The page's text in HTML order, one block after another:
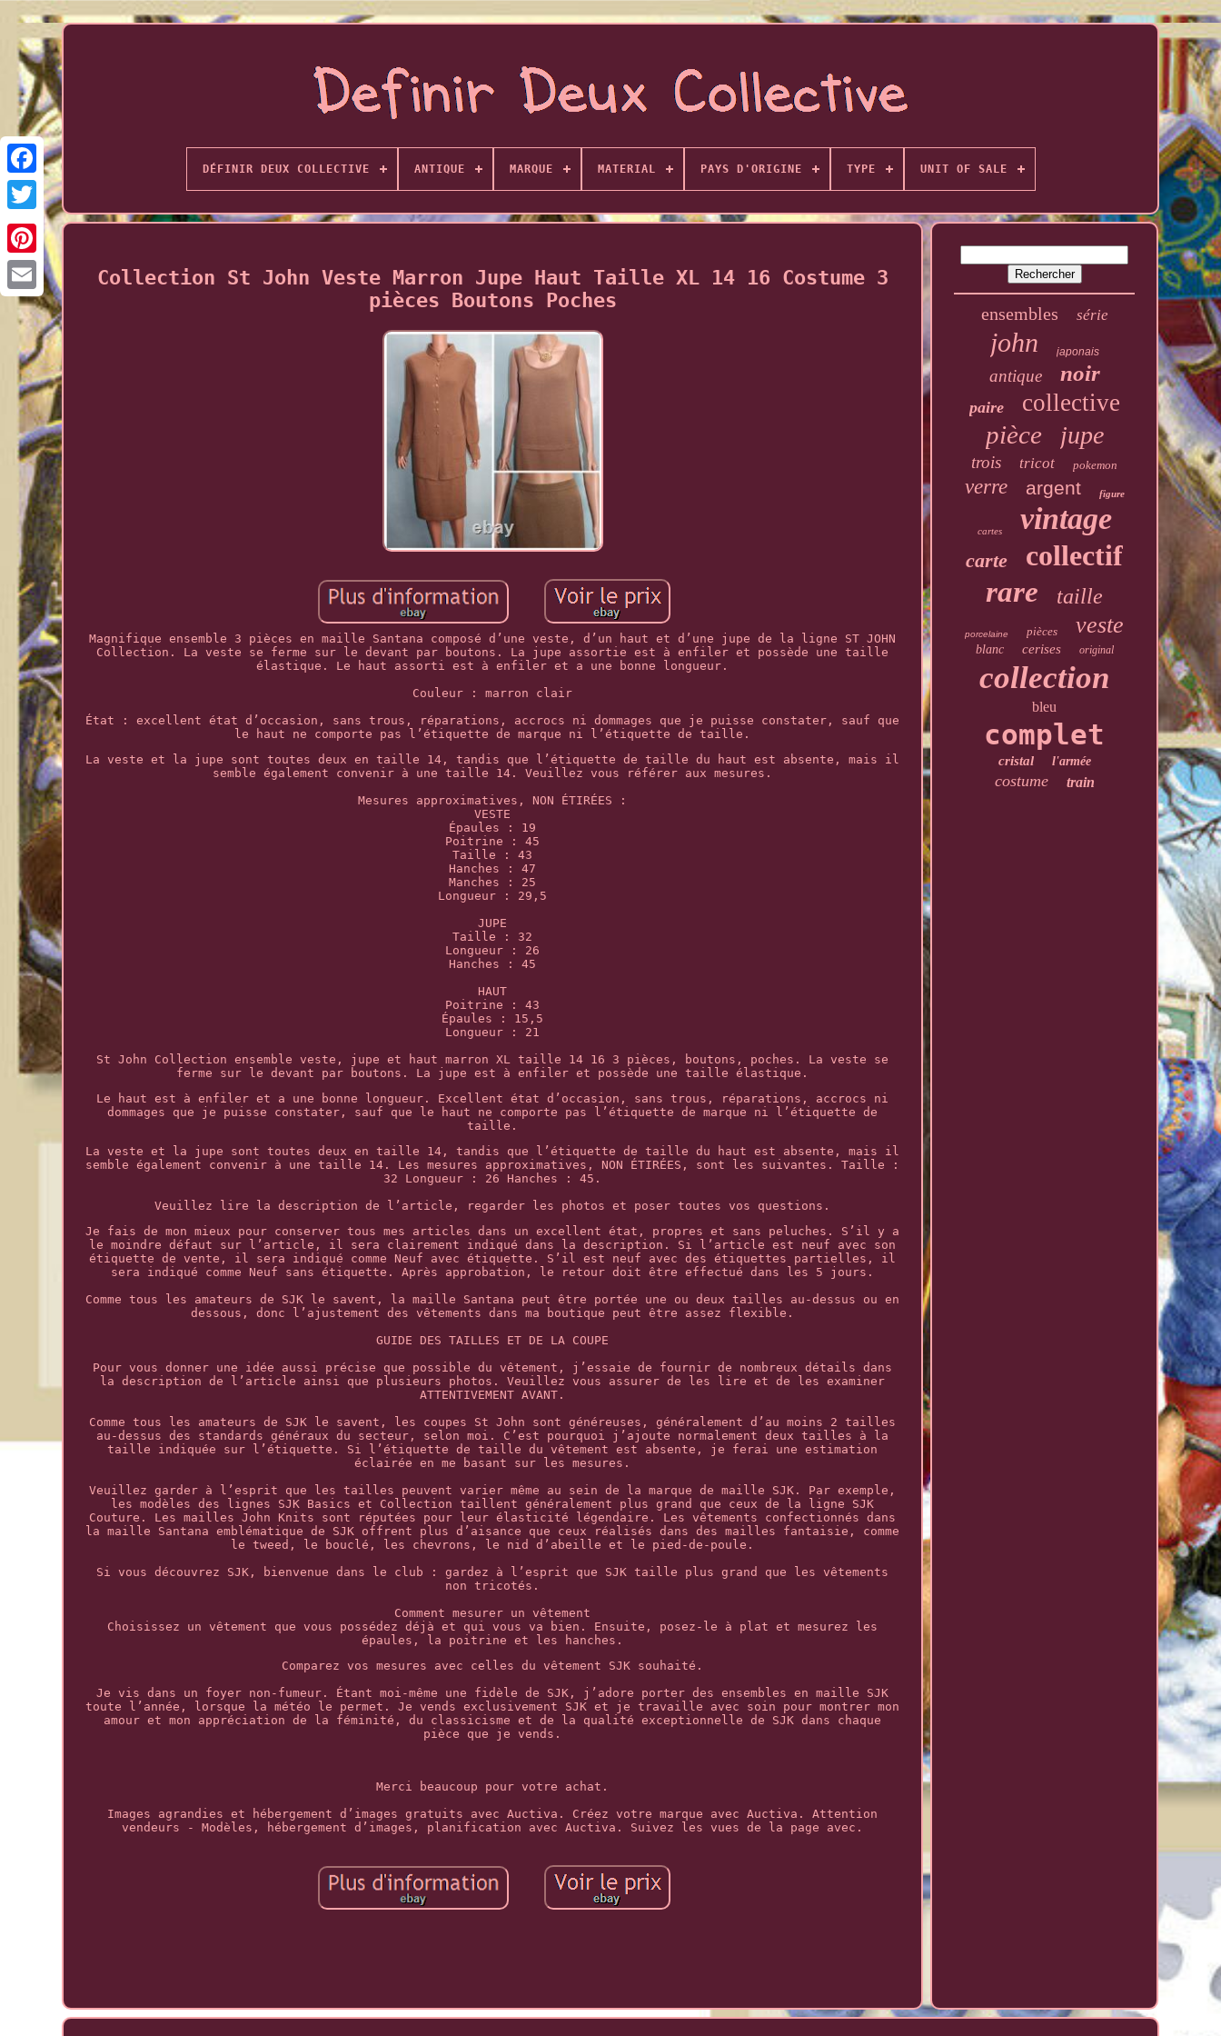
DÉFINIR DEUX COLLECTIVE ANTIQUE MARQUE MATERIAL PAYS D'ORIGINE TYPE UNIT OF SALE
Collection St John Veste Marron Jupe Haut Taille XL 14 16 Costume 3
pièces Boutons Poches
Magnifique ensemble 3 pièces en maille Santana composé d’une veste, d’un haut et d’une jupe de la ligne ST JOHN
Collection. La veste se ferme sur le devant par boutons. La jupe assortie est à enfiler et possède une taille
élastique. Le haut assorti est à enfiler et a une bonne longueur.
Couleur : marron clair
État : excellent état d’occasion, sans trous, réparations, accrocs ni dommages que je puisse constater, sauf que
le haut ne comporte pas l’étiquette de marque ni l’étiquette de taille.
La veste et la jupe sont toutes deux en taille 14, tandis que l’étiquette de taille du haut est absente, mais il
semble également convenir à une taille 14. Veuillez vous référer aux mesures.
Mesures approximatives, NON ÉTIRÉES :
VESTE
Épaules : 19
Poitrine : 45
Taille : 43
Hanches : 47
Manches : 25
Longueur : 29,5
JUPE
Taille : 32
Longueur : 26
Hanches : 45
HAUT
Poitrine : 43
Épaules : 15,5
Longueur : 21
St John Collection ensemble veste, jupe et haut marron XL taille 14 16 3 pièces, boutons, poches. La veste se
ferme sur le devant par boutons. La jupe est à enfiler et possède une taille élastique.
Le haut est à enfiler et a une bonne longueur. Excellent état d’occasion, sans trous, réparations, accrocs ni
dommages que je puisse constater, sauf que le haut ne comporte pas l’étiquette de marque ni l’étiquette de
taille.
La veste et la jupe sont toutes deux en taille 14, tandis que l’étiquette de taille du haut est absente, mais il
semble également convenir à une taille 14. Les mesures approximatives, NON ÉTIRÉES, sont les suivantes. Taille :
32 Longueur : 26 Hanches : 45.
Veuillez lire la description de l’article, regarder les photos et poser toutes vos questions.
Je fais de mon mieux pour conserver tous mes articles dans un excellent état, propres et sans peluches. S’il y a
le moindre défaut sur l’article, il sera clairement indiqué dans la description. Si l’article est neuf avec son
étiquette de vente, il sera indiqué comme Neuf avec étiquette. S’il est neuf avec des étiquettes partielles, il
sera indiqué comme Neuf sans étiquette. Après approbation, le retour doit être effectué dans les 5 jours.
Comme tous les amateurs de SJK le savent, la maille Santana peut être portée une ou deux tailles au-dessus ou en
dessous, donc l’ajustement des vêtements dans ma boutique peut être assez flexible.
GUIDE DES TAILLES ET DE LA COUPE
Pour vous donner une idée aussi précise que possible du vêtement, j’essaie de fournir de nombreux détails dans
la description de l’article ainsi que plusieurs photos. Veuillez vous assurer de les lire et de les examiner
ATTENTIVEMENT AVANT.
Comme tous les amateurs de SJK le savent, les coupes St John sont généreuses, généralement d’au moins 2 tailles
au-dessus des standards généraux du secteur, selon moi. C’est pourquoi j’ajoute normalement deux tailles à la
taille indiquée sur l’étiquette. Si l’étiquette de taille du vêtement est absente, je ferai une estimation
éclairée en me basant sur les mesures.
Veuillez garder à l’esprit que les tailles peuvent varier même au sein de la marque de maille SJK. Par exemple,
les modèles des lignes SJK Basics et Collection taillent généralement plus grand que ceux de la ligne SJK
Couture. Les mailles John Knits sont réputées pour leur élasticité légendaire. Les vêtements confectionnés dans
la maille Santana emblématique de SJK offrent plus d’aisance que ceux réalisés dans des mailles fantaisie, comme
le tweed, le bouclé, les chevrons, le nid d’abeille et le pied-de-poule.
Si vous découvrez SJK, bienvenue dans le club : gardez à l’esprit que SJK taille plus grand que les vêtements
non tricotés.
Comment mesurer un vêtement
Choisissez un vêtement que vous possédez déjà et qui vous va bien. Ensuite, posez-le à plat et mesurez les
épaules, la poitrine et les hanches.
Comparez vos mesures avec celles du vêtement SJK souhaité.
Je vis dans un foyer non-fumeur. Étant moi-même une fidèle de SJK, j’adore porter des ensembles en maille SJK
toute l’année, lorsque la météo le permet. Je vends exclusivement SJK et je travaille avec soin pour montrer mon
amour et mon appréciation de la féminité, du classicisme et de la qualité exceptionnelle de SJK dans chaque
pièce que je vends.
Merci beaucoup pour votre achat.
Images agrandies et hébergement d’images gratuits avec Auctiva. Créez votre marque avec Auctiva. Attention
vendeurs - Modèles, hébergement d’images, planification avec Auctiva. Suivez les vues de la page avec.
ensembles série
john japonais
antique noir
paire collective
pièce jupe
trois tricot pokemon
verre argent figure
cartes vintage
carte
collectif
rare
taille
porcelaine pièces veste
blanc cerises original
collection
bleu
complet
cristal l'armée
costume train